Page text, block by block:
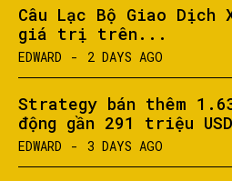
Câu Lạc Bộ Giao Dịch
giá trị trên...
EDWARD - 2 DAYS AGO
Strategy bán thêm
động gần 291 triệu
EDWARD - 3 DAYS AGO